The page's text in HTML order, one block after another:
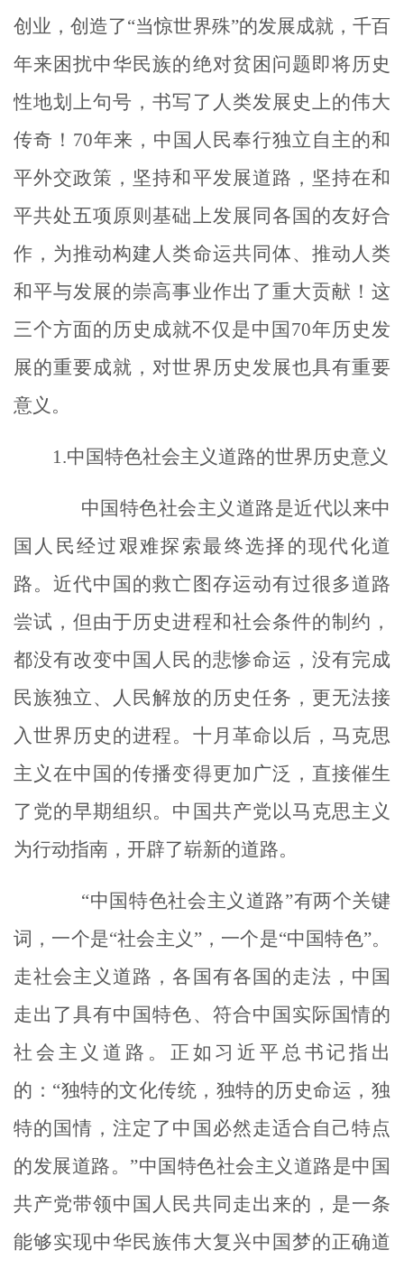
创业，创造了“当惊世界殊”的发展成就，千百
年来困扰中华民族的绝对贫困问题即将历史
性地划上句号，书写了人类发展史上的伟大
传奇！ 70年来，中国人民奉行独立自主的和
平外交政策，坚持和平发展道路，坚持在和
平共处五项原则基础上发展同各国的友好合
作，为推动构建人类命运共同体、推动人类
和平与发展的崇高事业作出了重大贡献！这
三个方面的历史成就不仅是中国 70年历史发
展的重要成就，对世界历史发展也具有重要
意义。
1.中国特色社会主义道路的世界历史意义
中国特色社会主义道路是近代以来中
国人民经过艰难探索最终选择的现代化道
路。近代中国的救亡图存运动有过很多道路
尝试，但由于历史进程和社会条件的制约，
都没有改变中国人民的悲惨命运，没有完成
民族独立、人民解放的历史任务，更无法接
入世界历史的进程。十月革命以后，马克思
主义在中国的传播变得更加广泛，直接催生
了党的早期组织。中国共产党以马克思主义
为行动指南，开辟了崭新的道路。
“中国特色社会主义道路”有两个关键
词，一个是“社会主义”，一个是“中国特色”。
走社会主义道路，各国有各国的走法，中国
走出了具有中国特色、符合中国实际国情的
社会主义道路。正如习近平总书记指出
的：“独特的文化传统，独特的历史命运，独
特的国情，注定了中国必然走适合自己特点
的发展道路。”中国特色社会主义道路是中国
共产党带领中国人民共同走出来的，是一条
能够实现中华民族伟大复兴中国梦的正确道